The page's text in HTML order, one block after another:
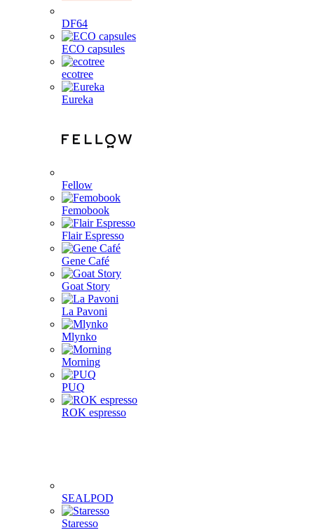
DF64
ECO capsules
ecotree
Eureka
Fellow
Femobook
Flair Espresso
Gene Café
Goat Story
La Pavoni
Mlynko
Morning
PUQ
ROK espresso
SEALPOD
Staresso